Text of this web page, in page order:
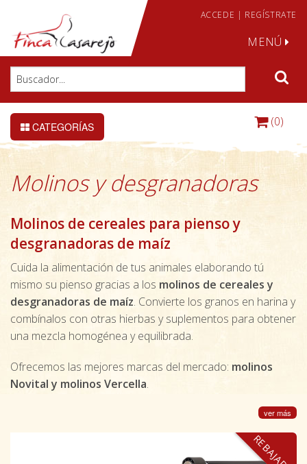
ACCEDE | REGÍSTRATE
MENÚ
CATEGORÍAS (0)
Molinos y desgranadoras
Molinos de cereales para pienso y
desgranadoras de maíz
Cuida la alimentación de tus animales elaborando tú
mismo su pienso gracias a los molinos de cereales y
desgranadoras de maíz. Convierte los granos en harina y
combínalos con otras hierbas y suplementos para obtener
una mezcla homogénea y equilibrada.
Ofrecemos las mejores marcas del mercado: molinos
Novital y molinos Vercella.
ver más